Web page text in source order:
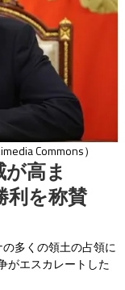
Commons）
高ま
を称賛
多くの領土の占領に
がエスカレートした